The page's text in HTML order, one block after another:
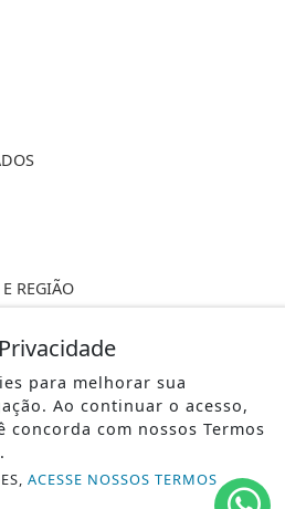
REGIÃO
DE PIRIPIRI - TODOS OS DIREITOS
USO E PRIVACIDADE
para melhorar sua
Ao continuar o acesso,
concorda com nossos Termos
ACESSE NOSSOS TERMOS